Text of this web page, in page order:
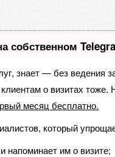
собственном
знает — без ведения
клиентам о визитах
месяц бесплатно.
который
напоминает им о визите;